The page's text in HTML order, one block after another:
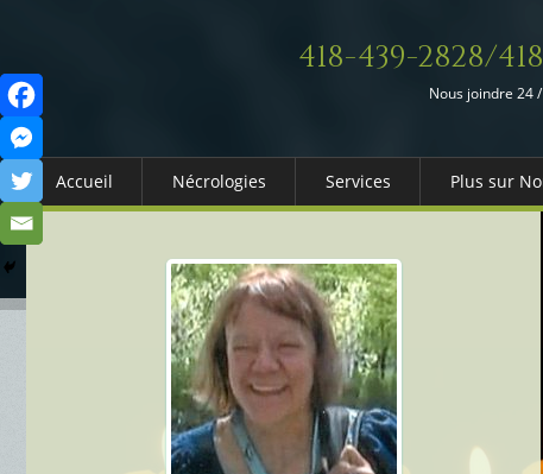
418-439-2828/
Nous joindre 24
Accueil Nécrologies Services
Columbarium
Services Funéraires
Plus sur